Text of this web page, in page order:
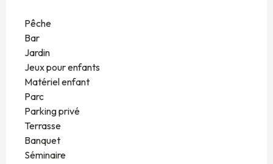
Pêche
Bar
Jardin
Jeux pour enfants
Matériel enfant
Parc
Parking privé
Terrasse
Banquet
Séminaire